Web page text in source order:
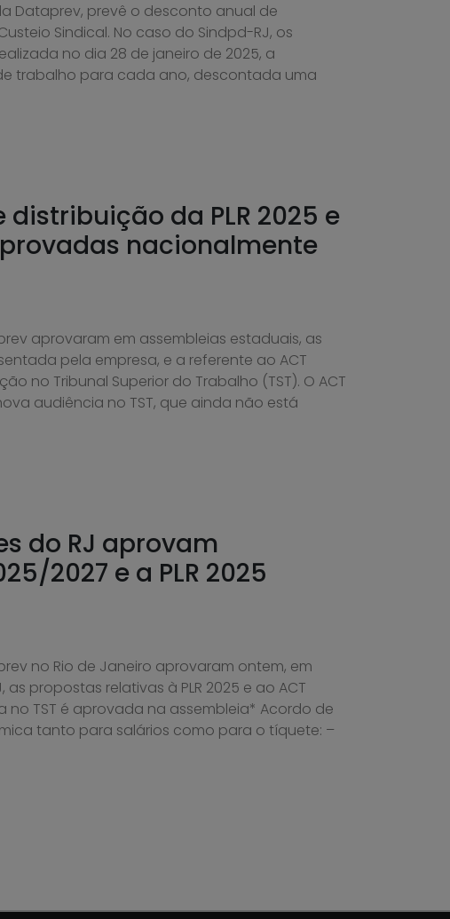
Dataprev, prevê o desconto anual de
Sindical. No caso do Sindpd-RJ, os
no dia 28 de janeiro de 2025, a
trabalho para cada ano, descontada uma
da PLR 2025 e
nacionalmente
aprovaram em assembleias estaduais, as
pela empresa, e a referente ao ACT
no Tribunal Superior do Trabalho (TST). O ACT
audiência no TST, que ainda não está
do RJ aprovam
2027 e a PLR 2025
no Rio de Janeiro aprovaram ontem, em
propostas relativas à PLR 2025 e ao ACT
TST é aprovada na assembleia* Acordo de
tanto para salários como para o tíquete: –